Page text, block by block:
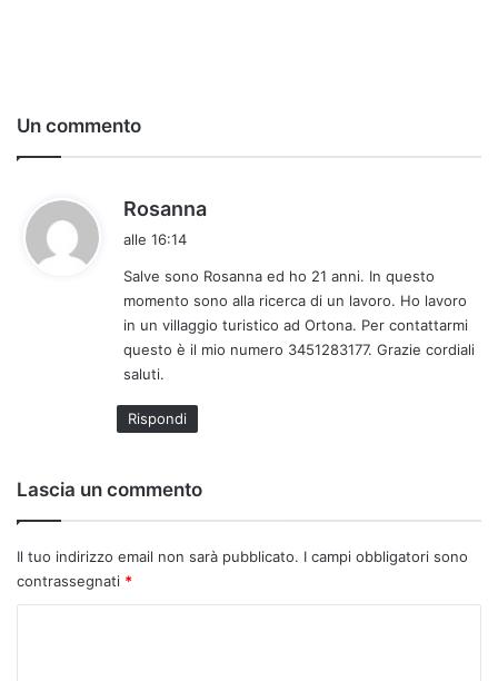
Un commento
Rosanna
e
t
t
o
alle 16:14
Salve sono Rosanna ed ho 21 anni. In questo
momento sono alla ricerca di un lavoro. Ho lavoro
in un villaggio turistico ad Ortona. Per contattarmi
questo è il mio numero 3451283177. Grazie cordiali
saluti.
Rispondi
Lascia un commento
Il tuo indirizzo email non sarà pubblicato. I campi obbligatori sono
contrassegnati *